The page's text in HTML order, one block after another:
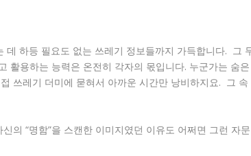
데 하등 필요도 없는 쓰레기 정보들까지 가득합니다. 그
활용하는 능력은 온전히 각자의 몫입니다. 누군가는 숨은
쓰레기 더미에 묻혀서 아까운 시간만 낭비하지요. 그 속
의 “명함”을 스캔한 이미지였던 이유도 어쩌면 그런 자문